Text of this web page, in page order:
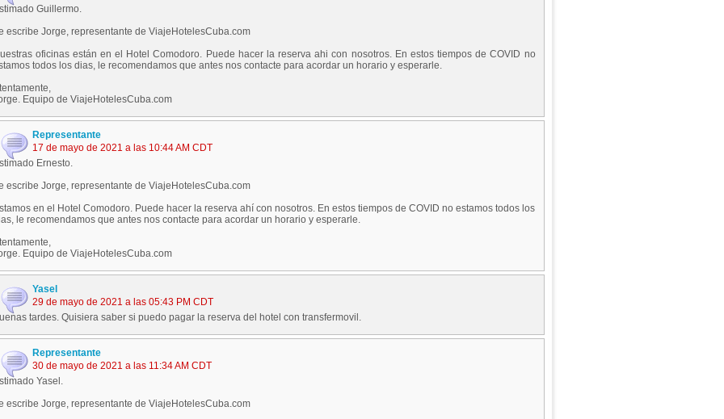
Guillermo.
escribe Jorge, representante de ViajeHotelesCuba.com
oficinas están en el Hotel Comodoro. Puede hacer la reserva ahi con nosotros. En estos tiempos de COVID no
todos los dias, le recomendamos que antes nos contacte para acordar un horario y esperarle.
Equipo de ViajeHotelesCuba.com
Representante
17 de mayo de 2021 a las 10:44 AM CDT
Ernesto.
escribe Jorge, representante de ViajeHotelesCuba.com
en el Hotel Comodoro. Puede hacer la reserva ahí con nosotros. En estos tiempos de COVID no estamos todos los
le recomendamos que antes nos contacte para acordar un horario y esperarle.
Equipo de ViajeHotelesCuba.com
Yasel
29 de mayo de 2021 a las 05:43 PM CDT
tardes. Quisiera saber si puedo pagar la reserva del hotel con transfermovil.
Representante
30 de mayo de 2021 a las 11:34 AM CDT
Yasel.
escribe Jorge, representante de ViajeHotelesCuba.com